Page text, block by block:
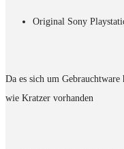
Original Sony
Da es sich um Gebrauchtware
wie Kratzer vorhanden